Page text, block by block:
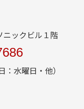
ニックビル１階
水曜日・他）